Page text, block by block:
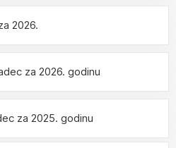
je objavio "Poziv na
I PARKIRALIŠTA
IPN/Documen
2026.
za 2026. godinu
za 2025. godinu